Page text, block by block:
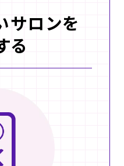
サロンを
る